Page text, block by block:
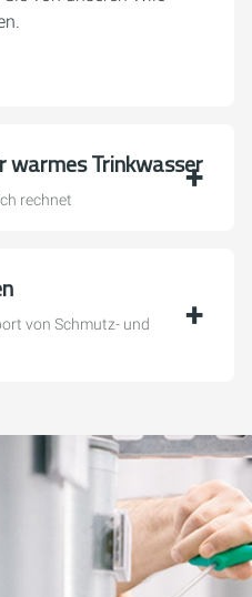
warmes Trinkwasser
rechnet
von Schmutz- und